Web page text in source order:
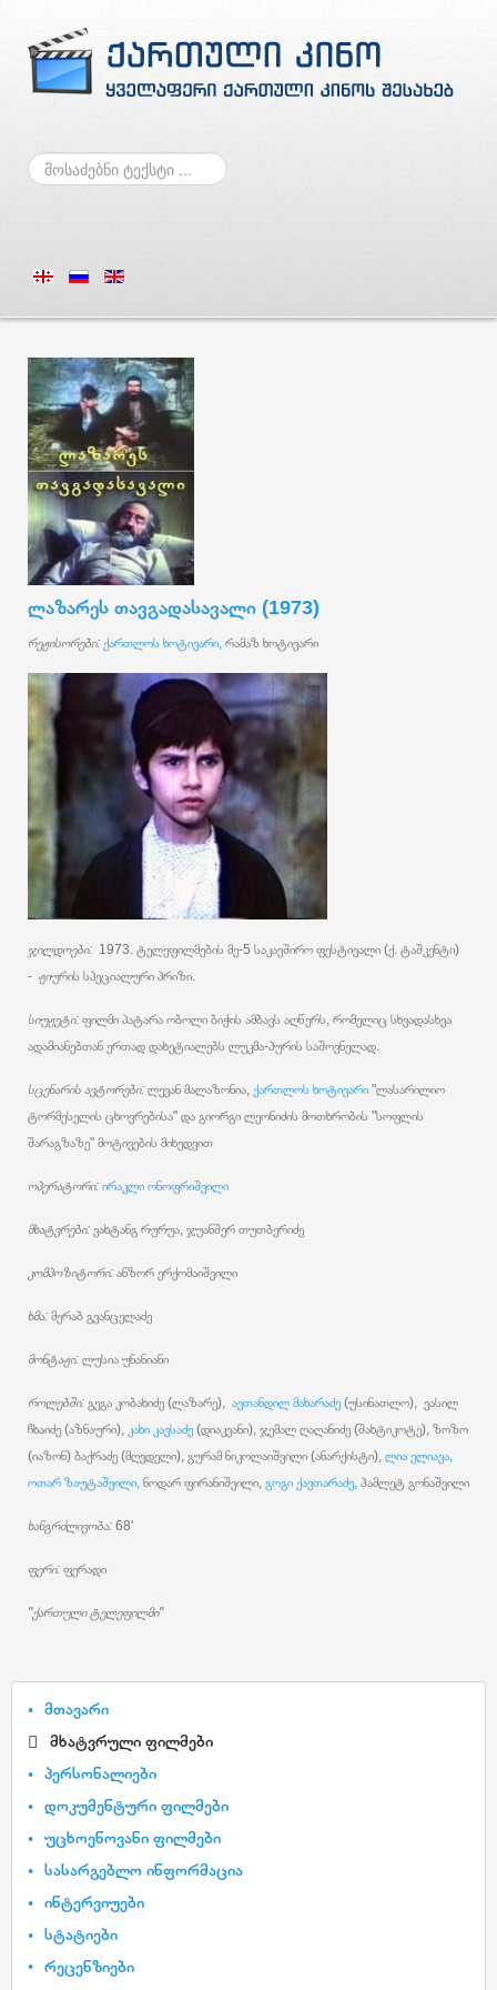
ძებნა
ლაზარეს თავგადასავალი (1973)
რეჟისორები: ქართლოს ხოტივარი, რამაზ ხოტივარი
ჯილდოები: 1973. ტელეფილმების მე-5 საკავშირო ფესტივალი (ქ. ტაშკენტი)
- ჟიურის სპეციალური პრიზი.
სიუჟეტი: ფილმი პატარა ობოლი ბიჭის ამბავს აღწერს, რომელიც სხვადასხვა
ადამიანებთან ერთად დახეტიალებს ლუკმა-პურის საშოვნელად.
სცენარის ავტორები: ლევან მალაზონია, ქართლოს ხოტივარი "ლასარილიო
ტორმესელის ცხოვრებისა" და გიორგი ლეონიძის მოთხრობის "სოფლის
შარაგზაზე" მოტივების მიხედვით
ოპერატორი: ირაკლი ონოფრიშვილი
მხატვრები: ვახტანგ რურუა, ჯუანშერ თუთბერიძე
კომპოზიტორი: ანზორ ერქომაიშვილი
ხმა: მერაბ გვანცელაძე
მონტაჟი: ლუსია უნანიანი
როლებში: გეგა კობახიძე (ლაზარე), ავთანდილ მახარაძე (უსინათლო), ვასილ
ჩხაიძე (აზნაური), კახი კავსაძე (დიაკვანი), ჯემალ ღაღანიძე (შახტიკოტე), ზოზო
(იაზონ) ბაქრაძე (მღვდელი), გურამ ნიკოლაიშვილი (ანარქისტი), ლია ელიავა,
ოთარ ზაუტაშვილი, ნოდარ ფირანიშვილი, გოგი ქავთარაძე, ჰამლეტ გონაშვილი
ხანგრძლივობა: 68'
ფერი: ფერადი
"ქართული ტელეფილმი"
მთავარი
მხატვრული ფილმები
პერსონალიები
დოკუმენტური ფილმები
უცხოენოვანი ფილმები
სასარგებლო ინფორმაცია
ინტერვიუები
სტატიები
რეცენზიები